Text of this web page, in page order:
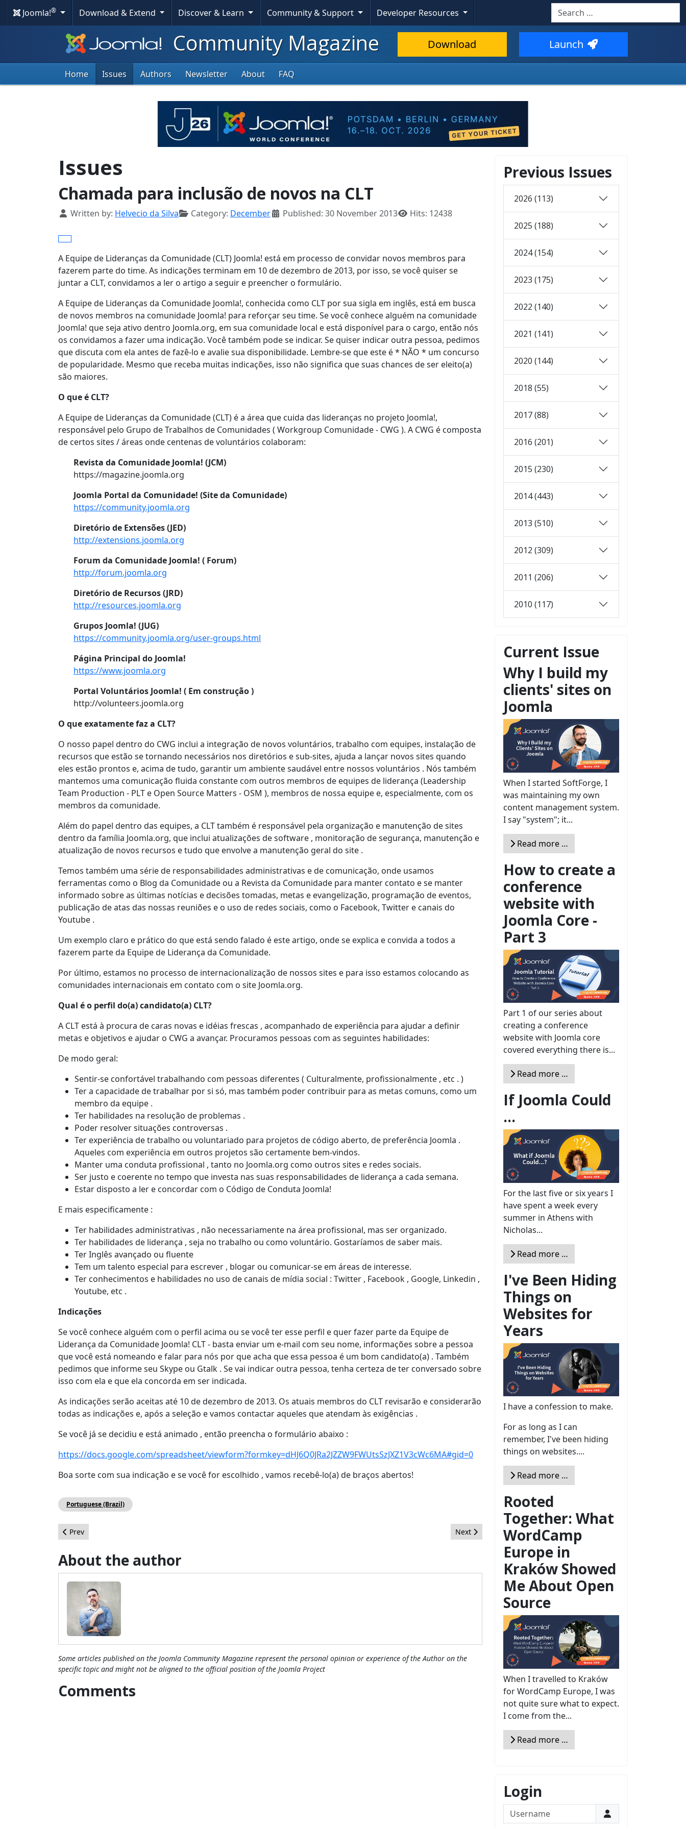
Joomla!® Download & Extend Discover & Learn Community & Support Developer Resources Search
Community Magazine Download Launch
Home Issues Authors Newsletter About FAQ
Issues
Chamada para inclusão de novos na CLT
Details
Written by: Helvecio da Silva Category: December Published: 30 November 2013 Hits: 12438
A Equipe de Lideranças da Comunidade (CLT) Joomla! está em processo de convidar novos membros para
fazerem parte do time. As indicações terminam em 10 de dezembro de 2013, por isso, se você quiser se
juntar a CLT, convidamos a ler o artigo a seguir e preencher o formulário.
A Equipe de Lideranças da Comunidade Joomla!, conhecida como CLT por sua sigla em inglês, está em busca
de novos membros na comunidade Joomla! para reforçar seu time. Se você conhece alguém na comunidade
Joomla! que seja ativo dentro Joomla.org, em sua comunidade local e está disponível para o cargo, então nós
os convidamos a fazer uma indicação. Você também pode se indicar. Se quiser indicar outra pessoa, pedimos
que discuta com ela antes de fazê-lo e avalie sua disponibilidade. Lembre-se que este é * NÃO * um concurso
de popularidade. Mesmo que receba muitas indicações, isso não significa que suas chances de ser eleito(a)
são maiores.
O que é CLT?
A Equipe de Lideranças da Comunidade (CLT) é a área que cuida das lideranças no projeto Joomla!,
responsável pelo Grupo de Trabalhos de Comunidades ( Workgroup Comunidade - CWG ). A CWG é composta
de certos sites / áreas onde centenas de voluntários colaboram:
Revista da Comunidade Joomla! (JCM)
https://magazine.joomla.org
Joomla Portal da Comunidade! (Site da Comunidade)
https://community.joomla.org
Diretório de Extensões (JED)
http://extensions.joomla.org
Forum da Comunidade Joomla! ( Forum)
http://forum.joomla.org
Diretório de Recursos (JRD)
http://resources.joomla.org
Grupos Joomla! (JUG)
https://community.joomla.org/user-groups.html
Página Principal do Joomla!
https://www.joomla.org
Portal Voluntários Joomla! ( Em construção )
http://volunteers.joomla.org
O que exatamente faz a CLT?
O nosso papel dentro do CWG inclui a integração de novos voluntários, trabalho com equipes, instalação de
recursos que estão se tornando necessários nos diretórios e sub-sites, ajuda a lançar novos sites quando
eles estão prontos e, acima de tudo, garantir um ambiente saudável entre nossos voluntários . Nós também
mantemos uma comunicação fluida constante com outros membros de equipes de liderança (Leadership
Team Production - PLT e Open Source Matters - OSM ), membros de nossa equipe e, especialmente, com os
membros da comunidade.
Além do papel dentro das equipes, a CLT também é responsável pela organização e manutenção de sites
dentro da família Joomla.org, que inclui atualizações de software , monitoração de segurança, manutenção e
atualização de novos recursos e tudo que envolve a manutenção geral do site .
Temos também uma série de responsabilidades administrativas e de comunicação, onde usamos
ferramentas como o Blog da Comunidade ou a Revista da Comunidade para manter contato e se manter
informado sobre as últimas notícias e decisões tomadas, metas e evangelização, programação de eventos,
publicação de atas das nossas reuniões e o uso de redes sociais, como o Facebook, Twitter e canais do
Youtube .
Um exemplo claro e prático do que está sendo falado é este artigo, onde se explica e convida a todos a
fazerem parte da Equipe de Liderança da Comunidade.
Por último, estamos no processo de internacionalização de nossos sites e para isso estamos colocando as
comunidades internacionais em contato com o site Joomla.org.
Qual é o perfil do(a) candidato(a) CLT?
A CLT está à procura de caras novas e idéias frescas , acompanhado de experiência para ajudar a definir
metas e objetivos e ajudar o CWG a avançar. Procuramos pessoas com as seguintes habilidades:
De modo geral:
Sentir-se confortável trabalhando com pessoas diferentes ( Culturalmente, profissionalmente , etc . )
Ter a capacidade de trabalhar por si só, mas também poder contribuir para as metas comuns, como um
membro da equipe .
Ter habilidades na resolução de problemas .
Poder resolver situações controversas .
Ter experiência de trabalho ou voluntariado para projetos de código aberto, de preferência Joomla .
Aqueles com experiência em outros projetos são certamente bem-vindos.
Manter uma conduta profissional , tanto no Joomla.org como outros sites e redes sociais.
Ser justo e coerente no tempo que investa nas suas responsabilidades de liderança a cada semana.
Estar disposto a ler e concordar com o Código de Conduta Joomla!
E mais especificamente :
Ter habilidades administrativas , não necessariamente na área profissional, mas ser organizado.
Ter habilidades de liderança , seja no trabalho ou como voluntário. Gostaríamos de saber mais.
Ter Inglês avançado ou fluente
Tem um talento especial para escrever , blogar ou comunicar-se em áreas de interesse.
Ter conhecimentos e habilidades no uso de canais de mídia social : Twitter , Facebook , Google, Linkedin ,
Youtube, etc .
Indicações
Se você conhece alguém com o perfil acima ou se você ter esse perfil e quer fazer parte da Equipe de
Liderança da Comunidade Joomla! CLT - basta enviar um e-mail com seu nome, informações sobre a pessoa
que você está nomeando e falar para nós por que acha que essa pessoa é um bom candidato(a) . Também
pedimos que informe seu Skype ou Gtalk . Se vai indicar outra pessoa, tenha certeza de ter conversado sobre
isso com ela e que ela concorda em ser indicada.
As indicações serão aceitas até 10 de dezembro de 2013. Os atuais membros do CLT revisarão e considerarão
todas as indicações e, após a seleção e vamos contactar aqueles que atendam às exigências .
Se você já se decidiu e está animado , então preencha o formulário abaixo :
https://docs.google.com/spreadsheet/viewform?formkey=dHJ6Q0JRa2JZZW9FWUtsSzJXZ1V3cWc6MA#gid=0
Boa sorte com sua indicação e se você for escolhido , vamos recebê-lo(a) de braços abertos!
Portuguese (Brazil)
Previous article: Leadership Highlights - December 2013
Prev Next article: Elige tu extensión favorita: Diciembre
Next
About the author
Some articles published on the Joomla Community Magazine represent the personal opinion or experience of the Author on the
specific topic and might not be aligned to the official position of the Joomla Project
Comments
Previous Issues
2026 (113)
2025 (188)
2024 (154)
2023 (175)
2022 (140)
2021 (141)
2020 (144)
2018 (55)
2017 (88)
2016 (201)
2015 (230)
2014 (443)
2013 (510)
2012 (309)
2011 (206)
2010 (117)
Current Issue
Why I build my
clients' sites on
Joomla
When I started SoftForge, I
was maintaining my own
content management system.
I say "system"; it...
Read more …
How to create a
conference
website with
Joomla Core -
Part 3
Part 1 of our series about
creating a conference
website with Joomla core
covered everything there is...
Read more …
If Joomla Could
...
For the last five or six years I
have spent a week every
summer in Athens with
Nicholas...
Read more …
I've Been Hiding
Things on
Websites for
Years
I have a confession to make.
For as long as I can
remember, I've been hiding
things on websites....
Read more …
Rooted
Together: What
WordCamp
Europe in
Kraków Showed
Me About Open
Source
When I travelled to Kraków
for WordCamp Europe, I was
not quite sure what to expect.
I come from the...
Read more …
Login
Username